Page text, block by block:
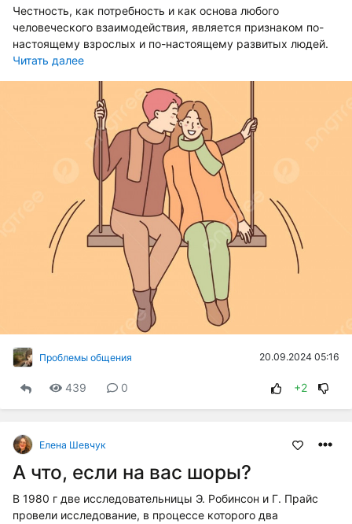
Честность, как потребность и как основа любого
человеческого взаимодействия, является признаком по-
настоящему взрослых и по-настоящему развитых людей.
Читать далее
Проблемы общения 20.09.2024 05:16
439 0 +2
Елена Шевчук
А что, если на вас шоры?
В 1980 г две исследовательницы Э. Робинсон и Г. Прайс
провели исследование, в процессе которого два